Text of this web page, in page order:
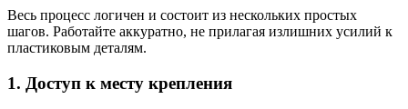
Весь процесс логичен и состоит из нескольких простых
шагов. Работайте аккуратно, не прилагая излишних усилий к
пластиковым деталям.
1. Доступ к месту крепления